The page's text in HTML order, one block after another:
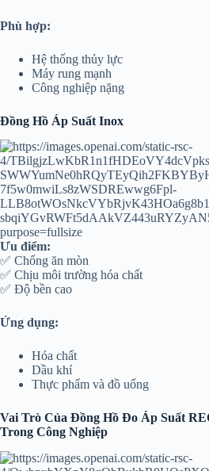
Phù hợp:
Hệ thống thủy lực
Máy rung mạnh
Công nghiệp nặng
Đồng Hồ Áp Suất Inox
Ưu điểm:
✅ Chống ăn mòn
✅ Chịu môi trường hóa chất
✅ Độ bền cao
Ứng dụng:
Hóa chất
Dầu khí
Thực phẩm và đồ uống
Vai Trò Của Đồng Hồ Đo Áp Suất
Trong Công Nghiệp